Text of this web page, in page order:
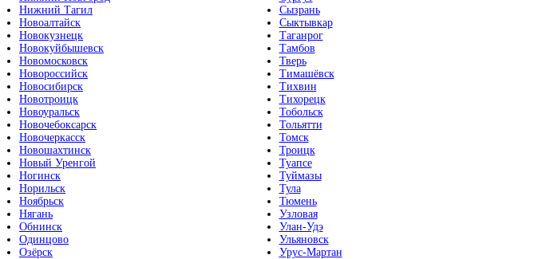
Нижний Тагил
Новоалтайск
Новокузнецк
Новокуйбышевск
Новомосковск
Новороссийск
Новосибирск
Новотроицк
Новоуральск
Новочебоксарск
Новочеркасск
Новошахтинск
Новый Уренгой
Ногинск
Норильск
Ноябрьск
Нягань
Обнинск
Одинцово
Озёрск
Сызрань
Сыктывкар
Таганрог
Тамбов
Тверь
Тимашёвск
Тихвин
Тихорецк
Тобольск
Тольятти
Томск
Троицк
Туапсе
Туймазы
Тула
Тюмень
Узловая
Улан-Удэ
Ульяновск
Урус-Мартан